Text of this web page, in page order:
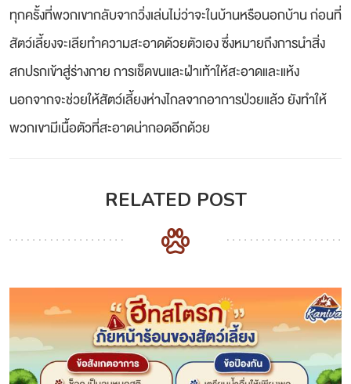
ทุกครั้งที่พวกเขากลับจากวิ่งเล่นไม่ว่าจะในบ้านหรือนอกบ้าน ก่อนที่
สัตว์เลี้ยงจะเลียทำความสะอาดด้วยตัวเอง ซึ่งหมายถึงการนำสิ่ง
สกปรกเข้าสู่ร่างกาย การเช็ดขนและฝ่าเท้าให้สะอาดและแห้ง
นอกจากจะช่วยให้สัตว์เลี้ยงห่างไกลจากอาการป่วยแล้ว ยังทำให้
พวกเขามีเนื้อตัวที่สะอาดน่ากอดอีกด้วย
RELATED POST